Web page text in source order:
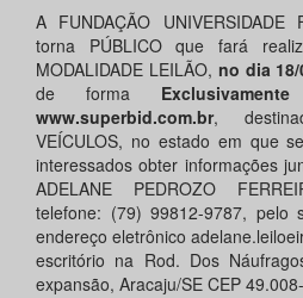
A FUNDAÇÃO UNIVERSIDADE
torna PÚBLICO que fará
MODALIDADE LEILÃO, no dia
de forma
www.superbid.com.br,
VEÍCULOS, no estado em que
interessados obter informações
ADELANE PEDROZO
telefone: (79) 99812-9787, pelo
endereço eletrônico
escritório na Rod. Dos
expansão, Aracaju/SE CEP